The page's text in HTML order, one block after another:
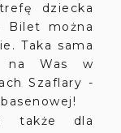
dziecka
Bilet można
Taka sama
na Was w
Szaflary -
także dla